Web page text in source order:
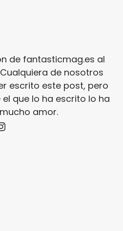
de fantasticmag.es al
de nosotros
escrito este post, pero
que lo ha escrito lo ha
amor.